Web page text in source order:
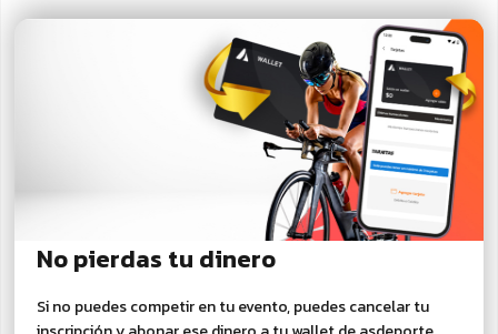
No pierdas tu dinero
Si no puedes competir en tu evento, puedes cancelar tu